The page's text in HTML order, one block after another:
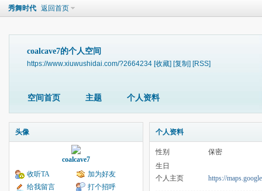
秀舞时代 返回首页
coalcave7的个人空间
https://www.xiuwushidai.com/?2664234 [收藏] [复制] [RSS]
空间首页 主题 个人资料
头像
coalcave7
收听TA
加为好友
给我留言
打个招呼
个人资料
性别
保密
生日
个人主页
https://